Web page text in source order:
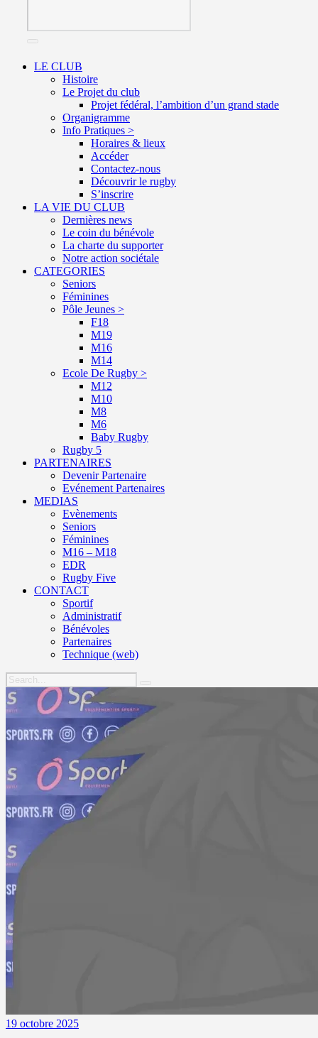
LE CLUB
Histoire
Le Projet du club
Projet fédéral, l’ambition d’un grand stade
Organigramme
Info Pratiques >
Horaires & lieux
Accéder
Contactez-nous
Découvrir le rugby
S’inscrire
LA VIE DU CLUB
Dernières news
Le coin du bénévole
La charte du supporter
Notre action sociétale
CATEGORIES
Seniors
Féminines
Pôle Jeunes >
F18
M19
M16
M14
Ecole De Rugby >
M12
M10
M8
M6
Baby Rugby
Rugby 5
PARTENAIRES
Devenir Partenaire
Evénement Partenaires
MEDIAS
Evènements
Seniors
Féminines
M16 – M18
EDR
Rugby Five
CONTACT
Sportif
Administratif
Bénévoles
Partenaires
Technique (web)
19 octobre 2025